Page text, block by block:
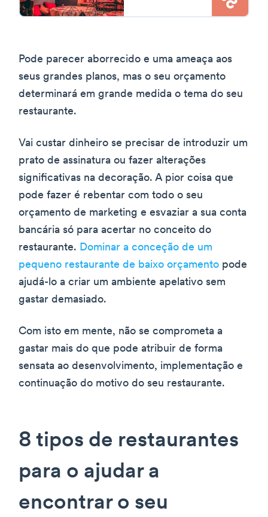
Pode parecer aborrecido e uma ameaça aos
seus grandes planos, mas o seu orçamento
determinará em grande medida o tema do seu
restaurante.
Vai custar dinheiro se precisar de introduzir um
prato de assinatura ou fazer alterações
significativas na decoração. A pior coisa que
pode fazer é rebentar com todo o seu
orçamento de marketing e esvaziar a sua conta
bancária só para acertar no conceito do
restaurante. Dominar a conceção de um
pequeno restaurante de baixo orçamento pode
ajudá-lo a criar um ambiente apelativo sem
gastar demasiado.
Com isto em mente, não se comprometa a
gastar mais do que pode atribuir de forma
sensata ao desenvolvimento, implementação e
continuação do motivo do seu restaurante.
8 tipos de restaurantes
para o ajudar a
encontrar o seu